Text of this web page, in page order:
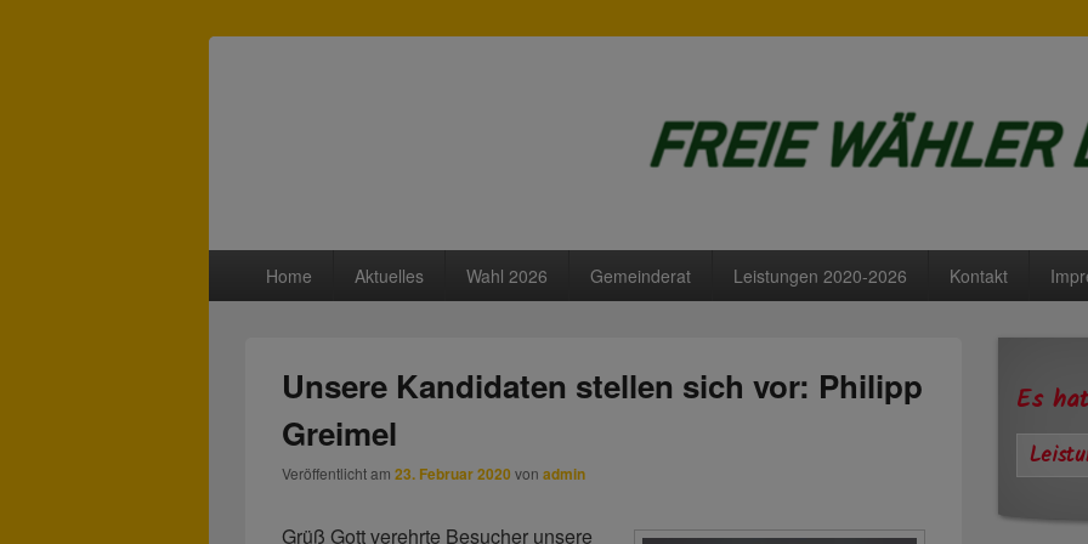
Freie Wähler Lengdorf
PrimäresHome Aktuelles Wahl 2026 Gemeinderat Leistungen 2020-2026 Kontakt
Unsere Kandidaten stellen sich vor: Philipp
Greimel
Veröffentlicht am 23. Februar 2020 von admin
Grüß Gott verehrte Besucher unsere
Es